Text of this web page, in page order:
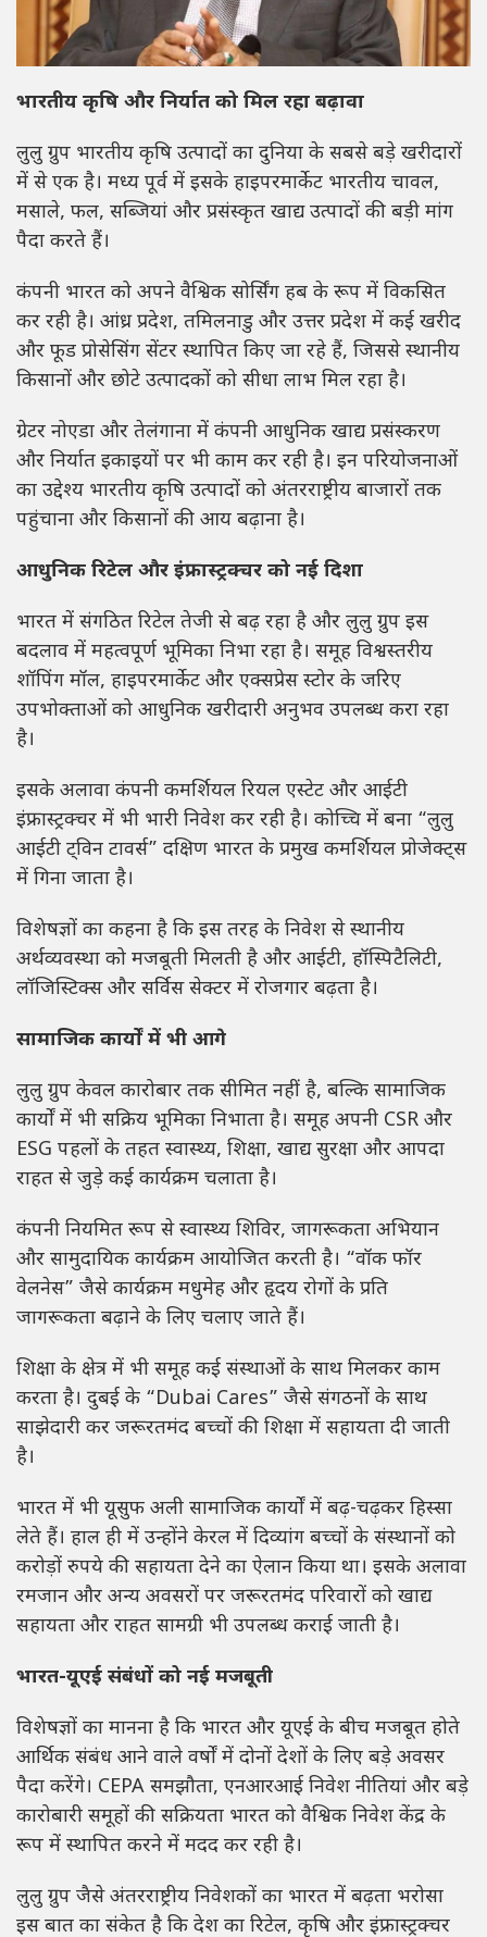
भारतीय कृषि और निर्यात को मिल रहा बढ़ावा
लुलु ग्रुप भारतीय कृषि उत्पादों का दुनिया के सबसे बड़े खरीदारों
में से एक है। मध्य पूर्व में इसके हाइपरमार्केट भारतीय चावल,
मसाले, फल, सब्जियां और प्रसंस्कृत खाद्य उत्पादों की बड़ी मांग
पैदा करते हैं।
कंपनी भारत को अपने वैश्विक सोर्सिंग हब के रूप में विकसित
कर रही है। आंध्र प्रदेश, तमिलनाडु और उत्तर प्रदेश में कई खरीद
और फूड प्रोसेसिंग सेंटर स्थापित किए जा रहे हैं, जिससे स्थानीय
किसानों और छोटे उत्पादकों को सीधा लाभ मिल रहा है।
ग्रेटर नोएडा और तेलंगाना में कंपनी आधुनिक खाद्य प्रसंस्करण
और निर्यात इकाइयों पर भी काम कर रही है। इन परियोजनाओं
का उद्देश्य भारतीय कृषि उत्पादों को अंतरराष्ट्रीय बाजारों तक
पहुंचाना और किसानों की आय बढ़ाना है।
आधुनिक रिटेल और इंफ्रास्ट्रक्चर को नई दिशा
भारत में संगठित रिटेल तेजी से बढ़ रहा है और लुलु ग्रुप इस
बदलाव में महत्वपूर्ण भूमिका निभा रहा है। समूह विश्वस्तरीय
शॉपिंग मॉल, हाइपरमार्केट और एक्सप्रेस स्टोर के जरिए
उपभोक्ताओं को आधुनिक खरीदारी अनुभव उपलब्ध करा रहा
है।
इसके अलावा कंपनी कमर्शियल रियल एस्टेट और आईटी
इंफ्रास्ट्रक्चर में भी भारी निवेश कर रही है। कोच्चि में बना “लुलु
आईटी ट्विन टावर्स” दक्षिण भारत के प्रमुख कमर्शियल प्रोजेक्ट्स
में गिना जाता है।
विशेषज्ञों का कहना है कि इस तरह के निवेश से स्थानीय
अर्थव्यवस्था को मजबूती मिलती है और आईटी, हॉस्पिटैलिटी,
लॉजिस्टिक्स और सर्विस सेक्टर में रोजगार बढ़ता है।
सामाजिक कार्यों में भी आगे
लुलु ग्रुप केवल कारोबार तक सीमित नहीं है, बल्कि सामाजिक
कार्यों में भी सक्रिय भूमिका निभाता है। समूह अपनी CSR और
ESG पहलों के तहत स्वास्थ्य, शिक्षा, खाद्य सुरक्षा और आपदा
राहत से जुड़े कई कार्यक्रम चलाता है।
कंपनी नियमित रूप से स्वास्थ्य शिविर, जागरूकता अभियान
और सामुदायिक कार्यक्रम आयोजित करती है। “वॉक फॉर
वेलनेस” जैसे कार्यक्रम मधुमेह और हृदय रोगों के प्रति
जागरूकता बढ़ाने के लिए चलाए जाते हैं।
शिक्षा के क्षेत्र में भी समूह कई संस्थाओं के साथ मिलकर काम
करता है। दुबई के “Dubai Cares” जैसे संगठनों के साथ
साझेदारी कर जरूरतमंद बच्चों की शिक्षा में सहायता दी जाती
है।
भारत में भी यूसुफ अली सामाजिक कार्यों में बढ़-चढ़कर हिस्सा
लेते हैं। हाल ही में उन्होंने केरल में दिव्यांग बच्चों के संस्थानों को
करोड़ों रुपये की सहायता देने का ऐलान किया था। इसके अलावा
रमजान और अन्य अवसरों पर जरूरतमंद परिवारों को खाद्य
सहायता और राहत सामग्री भी उपलब्ध कराई जाती है।
भारत-यूएई संबंधों को नई मजबूती
विशेषज्ञों का मानना है कि भारत और यूएई के बीच मजबूत होते
आर्थिक संबंध आने वाले वर्षों में दोनों देशों के लिए बड़े अवसर
पैदा करेंगे। CEPA समझौता, एनआरआई निवेश नीतियां और बड़े
कारोबारी समूहों की सक्रियता भारत को वैश्विक निवेश केंद्र के
रूप में स्थापित करने में मदद कर रही है।
लुलु ग्रुप जैसे अंतरराष्ट्रीय निवेशकों का भारत में बढ़ता भरोसा
इस बात का संकेत है कि देश का रिटेल, कृषि और इंफ्रास्ट्रक्चर